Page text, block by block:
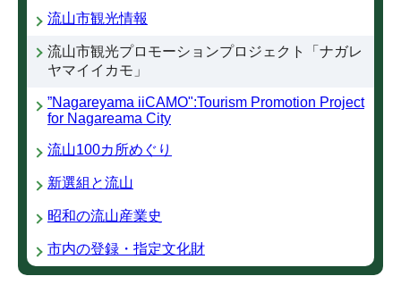
流山市観光情報
流山市観光プロモーションプロジェクト「ナガレ
ヤマイイカモ」
”Nagareyama iiCAMO":Tourism Promotion Project
for Nagareama City
流山100カ所めぐり
新選組と流山
昭和の流山産業史
市内の登録・指定文化財